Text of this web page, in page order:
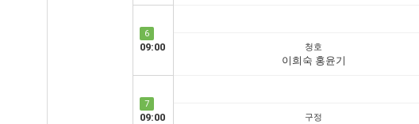
6
09:00 청호
이희숙 홍윤기
7
09:00 구정